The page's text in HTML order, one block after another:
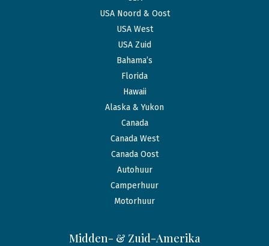
USA Noord & Oost
USA West
USA Zuid
Bahama’s
Florida
Hawaii
Alaska & Yukon
Canada
Canada West
Canada Oost
Autohuur
Camperhuur
Motorhuur
Midden- & Zuid-Amerika